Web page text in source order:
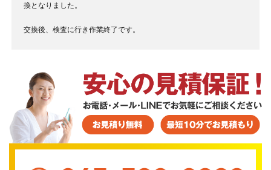
換となりました。
交換後、検査に行き作業終了です。